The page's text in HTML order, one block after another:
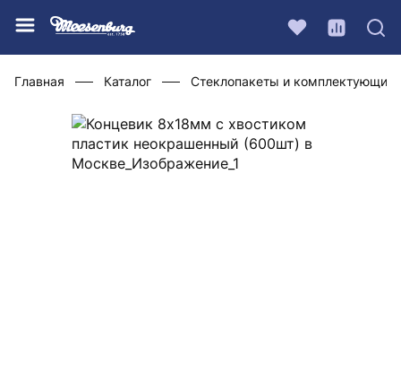
Главная Каталог Стеклопакеты и комплектующие